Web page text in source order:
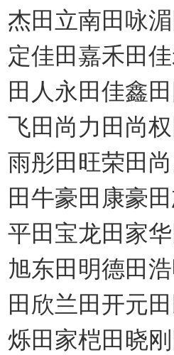
杰田立南田咏
定佳田嘉禾田
田人永田佳鑫
飞田尚力田尚
雨彤田旺荣田
田牛豪田康豪
平田宝龙田家
旭东田明德田
田欣兰田开元
烁田家桤田晓